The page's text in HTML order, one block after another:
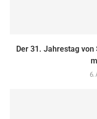
Der 31. Jahrestag
6.